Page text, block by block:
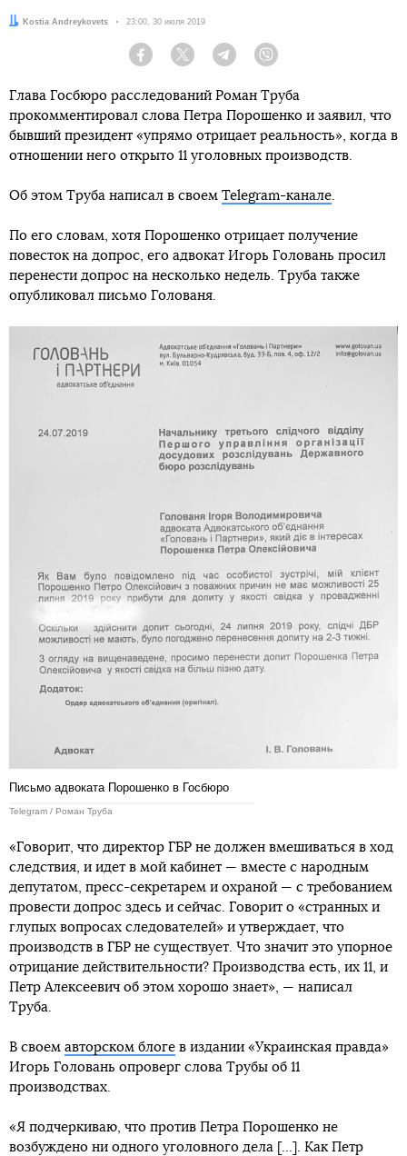
Автор:Kostia Andreykovets Дата:
23:00, 30 июля 2019
Facebook Twitter Telegram
Глава Госбюро расследований Роман Труба
прокомментировал слова Петра Порошенко и заявил, что
бывший президент «упрямо отрицает реальность», когда в
отношении него открыто 11 уголовных производств.
Об этом Труба написал в своем Telegram-канале.
По его словам, хотя Порошенко отрицает получение
повесток на допрос, его адвокат Игорь Головань просил
перенести допрос на несколько недель. Труба также
опубликовал письмо Голованя.
Письмо адвоката Порошенко в Госбюро
Telegram / Роман Труба
«Говорит, что директор ГБР не должен вмешиваться в ход
следствия, и идет в мой кабинет — вместе с народным
депутатом, пресс-секретарем и охраной — с требованием
провести допрос здесь и сейчас. Говорит о «странных и
глупых вопросах следователей» и утверждает, что
производств в ГБР не существует. Что значит это упорное
отрицание действительности? Производства есть, их 11, и
Петр Алексеевич об этом хорошо знает», — написал
Труба.
В своем авторском блоге в издании «Украинская правда»
Игорь Головань опроверг слова Трубы об 11
производствах.
«Я подчеркиваю, что против Петра Порошенко не
возбуждено ни одного уголовного дела [...]. Как Петр